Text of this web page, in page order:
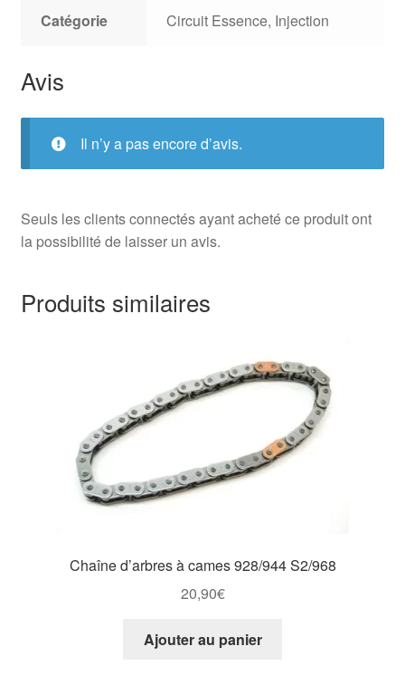
Catégorie Circuit Essence, Injection
Avis
Il n’y a pas encore d’avis.
Seuls les clients connectés ayant acheté ce produit ont
la possibilité de laisser un avis.
Produits similaires
Chaîne d’arbres à cames 928/944 S2/968
20,90€
Ajouter au panier